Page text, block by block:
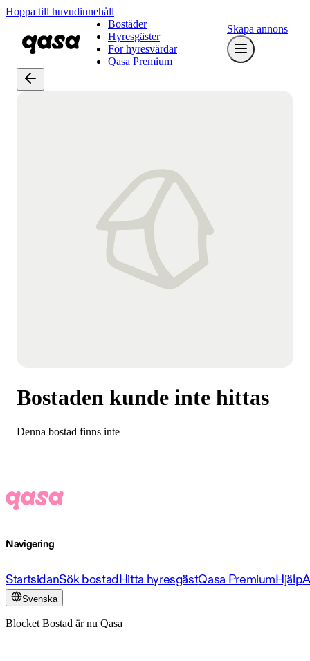
Hoppa till huvudinnehåll
Bostäder
Hyresgäster
För hyresvärdar
Qasa Premium
Skapa annons
Bostaden kunde inte hittas
Denna bostad finns inte
Navigering
StartsidanSök bostadHitta hyresgästQasa PremiumHjälp
Svenska
Blocket Bostad är nu Qasa